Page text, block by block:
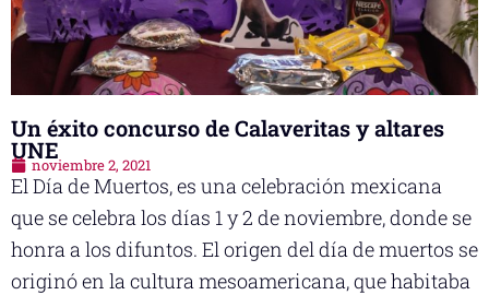
Un éxito concurso de Calaveritas y altares
UNE
noviembre 2, 2021
El Día de Muertos, es una celebración mexicana
que se celebra los días 1 y 2 de noviembre, donde se
honra a los difuntos. El origen del día de muertos se
originó en la cultura mesoamericana, que habitaba